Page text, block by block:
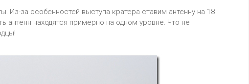
Из-за особенностей выступа кратера ставим антенну на 18
антенн находятся примерно на одном уровне. Что не